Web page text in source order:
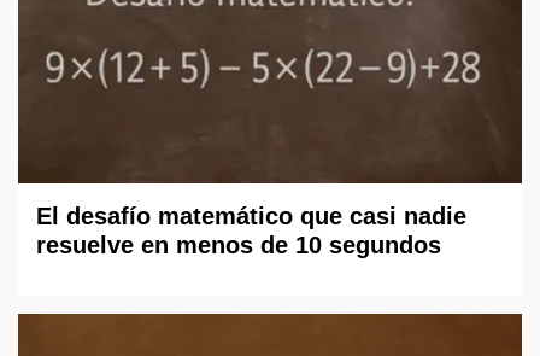
El desafío matemático que casi nadie
resuelve en menos de 10 segundos